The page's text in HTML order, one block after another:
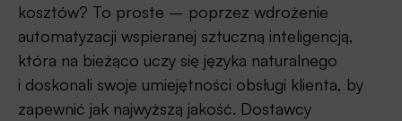
kosztów? To proste – poprzez wdrożenie
automatyzacji wspieranej sztuczną inteligencją,
która na bieżąco uczy się języka naturalnego
i doskonali swoje umiejętności obsługi klienta, by
zapewnić jak najwyższą jakość. Dostawcy